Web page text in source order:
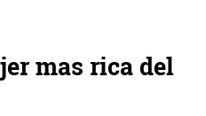
mas rica del